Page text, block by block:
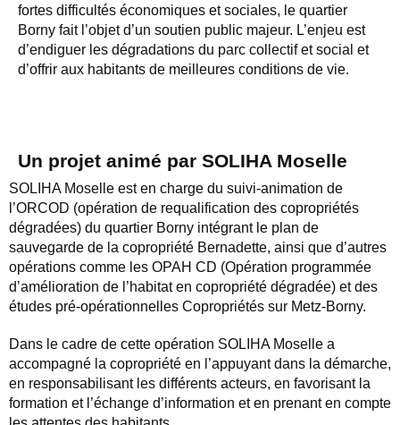
fortes difficultés économiques et sociales, le quartier
Borny fait l’objet d’un soutien public majeur. L’enjeu est
d’endiguer les dégradations du parc collectif et social et
d’offrir aux habitants de meilleures conditions de vie.
Un projet animé par SOLIHA Moselle
SOLIHA Moselle est en charge du suivi-animation de
l’ORCOD (opération de requalification des copropriétés
dégradées) du quartier Borny intégrant le plan de
sauvegarde de la copropriété Bernadette, ainsi que d’autres
opérations comme les OPAH CD (Opération programmée
d’amélioration de l’habitat en copropriété dégradée) et des
études pré-opérationnelles Copropriétés sur Metz-Borny.
Dans le cadre de cette opération SOLIHA Moselle a
accompagné la copropriété en l’appuyant dans la démarche,
en responsabilisant les différents acteurs, en favorisant la
formation et l’échange d’information et en prenant en compte